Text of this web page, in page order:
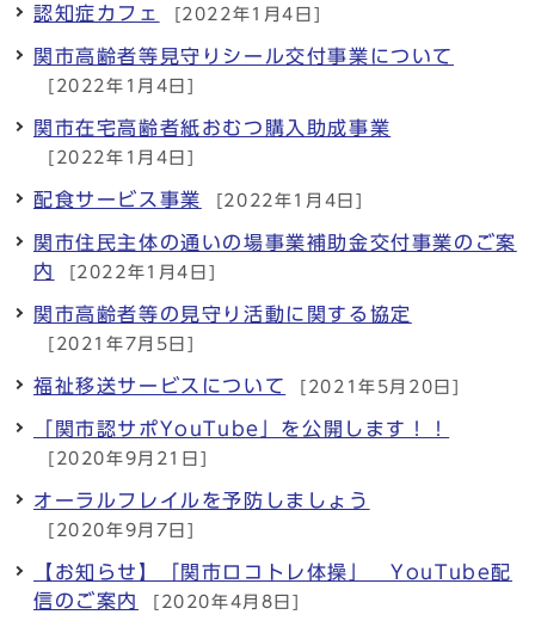
認知症カフェ [2022年1月4日]
関市高齢者等見守りシール交付事業について
[2022年1月4日]
関市在宅高齢者紙おむつ購入助成事業
[2022年1月4日]
配食サービス事業 [2022年1月4日]
関市住民主体の通いの場事業補助金交付事業のご案
内
[2022年1月4日]
関市高齢者等の見守り活動に関する協定
[2021年7月5日]
福祉移送サービスについて [2021年5月20日]
「関市認サポYouTube」を公開します！！
[2020年9月21日]
オーラルフレイルを予防しましょう
[2020年9月7日]
【お知らせ】「関市ロコトレ体操」 YouTube配
信のご案内
[2020年4月8日]